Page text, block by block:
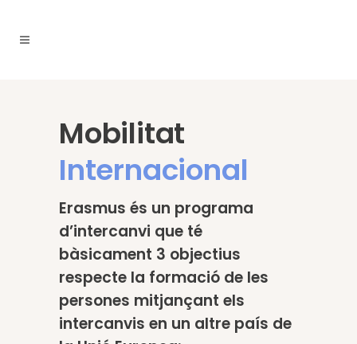
Mobilitat
Internacional
Erasmus és un programa
d’intercanvi que té
bàsicament 3 objectius
respecte la formació de les
persones mitjançant els
intercanvis en un altre país de